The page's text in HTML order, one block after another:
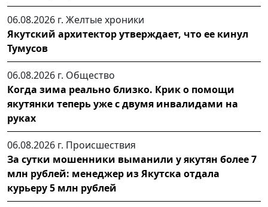
06.08.2026 г. Желтые хроники
Якутский архитектор утверждает, что ее кинул
Тумусов
06.08.2026 г. Общество
Когда зима реально близко. Крик о помощи
якутянки теперь уже с двумя инвалидами на
руках
06.08.2026 г. Происшествия
За сутки мошенники выманили у якутян более 7
млн рублей: менеджер из Якутска отдала
курьеру 5 млн рублей